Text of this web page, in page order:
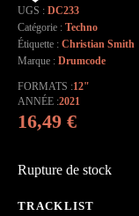
UGS : DC233
Catégorie : Techno
Étiquette : Christian Smith
Marque : Drumcode
FORMATS 12"
ANNÉE 2021
16,49 €
Rupture de stock